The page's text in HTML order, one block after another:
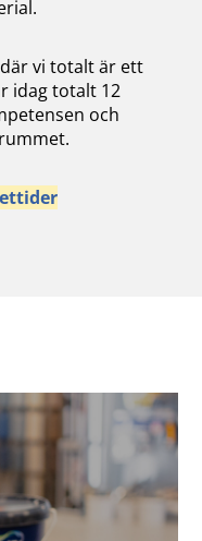
vi totalt är ett
idag totalt 12
och